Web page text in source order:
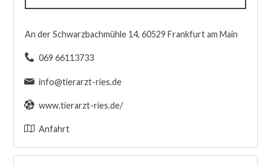
An der Schwarzbachmühle 14, 60529 Frankfurt am Main
069 66113733
info@tierarzt-ries.de
www.tierarzt-ries.de/
Anfahrt